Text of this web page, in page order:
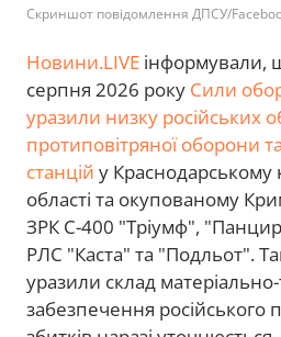
Скриншот повідомлення ДПСУ/
Новини.LIVE інформували,
серпня 2026 року Сили
уразили низку російських
протиповітряної оборони
станцій у Краснодарському
області та окупованому
ЗРК С-400 "Тріумф",
РЛС "Каста" та "Подльот".
уразили склад
забезпечення російського